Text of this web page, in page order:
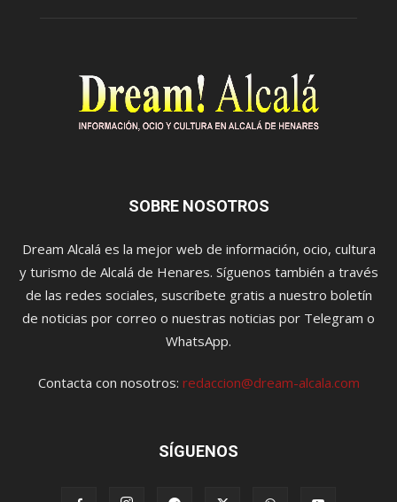
SOBRE NOSOTROS
Dream Alcalá es la mejor web de información, ocio, cultura
y turismo de Alcalá de Henares. Síguenos también a través
de las redes sociales, suscríbete gratis a nuestro boletín
de noticias por correo o nuestras noticias por Telegram o
WhatsApp.
Contacta con nosotros: redaccion@dream-alcala.com
SÍGUENOS